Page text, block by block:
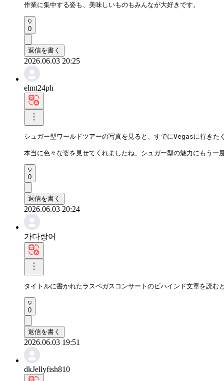
作業に集中する姿も、美味しいものもみんなが大好きです。
0
返信を書く
2026.06.03 20:25
elmt24ph
シュガー型ワールドツアーの写真を見ると、すでにVegasに行き
本当に色々な姿を見せてくれましたね、シュガー型の魅力にもう一
0
返信を書く
2026.06.03 20:24
가다랑어
タイトルに書かれたラスベガスコンサートのビハインド文章を読
0
返信を書く
2026.06.03 19:51
dkJellyfish810